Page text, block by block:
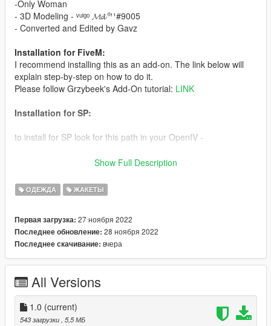
-Only Woman
- 3D Modeling - ᵛᵘˡᵍᵒ 𝓜𝓭 ⁰¹¹#9005
- Converted and Edited by Gavz
Installation for FiveM:
I recommend installing this as an add-on. The link below will
explain step-by-step on how to do it.
Please follow Grzybeek's Add-On tutorial: LINK
Installation for SP:
to install for SP look for this path in your OpenIV -
update\x64\dlcpacks\mpchristmas2018\dlc.rpf\x64\models\cdim
christmas2018
have a backup of the original files)
Gavz the best mods for you
Show Full Description
ОДЕЖДА ЖАКЕТЫ
Первая загрузка: 27 ноября 2022
Последнее обновление: 28 ноября 2022
Последнее скачивание: вчера
All Versions
1.0 (current)
543 загрузки, 5,5 МБ